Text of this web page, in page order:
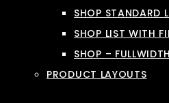
SHOP STANDARD
SHOP LIST WITH
SHOP –
PRODUCT LAYOUTS